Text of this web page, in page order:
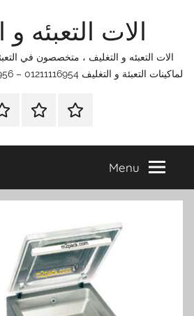
الات التعبئه و
الات التعبئه و التغليف ، متخصصون في
لماكينات التعبئة و التغليف 01211116954 – 01211116956 – 01211116958
الرئيسيةاتصل
Menu